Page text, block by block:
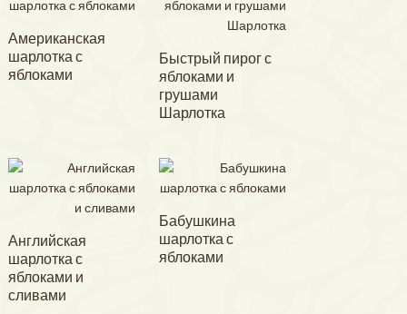
Американская
шарлотка с
яблоками
Быстрый пирог с
яблоками и
грушами
Шарлотка
Английская
шарлотка с
яблоками и
сливами
Бабушкина
шарлотка с
яблоками